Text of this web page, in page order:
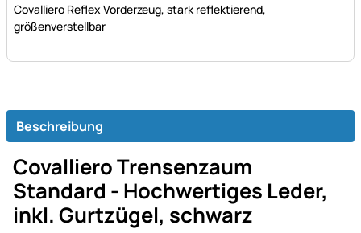
Covalliero Reflex Vorderzeug, stark reflektierend,
größenverstellbar
Beschreibung
Covalliero Trensenzaum
Standard - Hochwertiges Leder,
inkl. Gurtzügel, schwarz